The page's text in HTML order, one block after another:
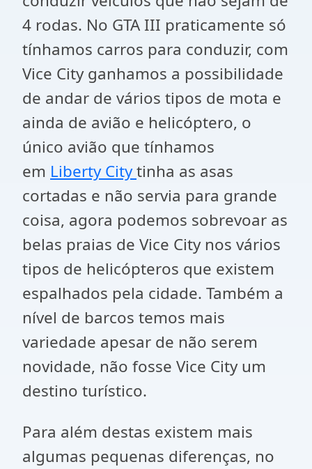
4 rodas. No GTA III praticamente só
tínhamos carros para conduzir, com
Vice City ganhamos a possibilidade
de andar de vários tipos de mota e
ainda de avião e helicóptero, o
único avião que tínhamos
em Liberty Citytinha as asas
cortadas e não servia para grande
coisa, agora podemos sobrevoar as
belas praias de Vice City nos vários
tipos de helicópteros que existem
espalhados pela cidade. Também a
nível de barcos temos mais
variedade apesar de não serem
novidade, não fosse Vice City um
destino turístico.
Para além destas existem mais
algumas pequenas diferenças, no